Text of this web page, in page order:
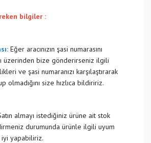
bilgiler :
Eğer aracınızın şasi numarasını
üzerinden bize gönderirseniz ilgili
ve şasi numaranızı karşılaştırarak
olmadığını size hızlıca bildiririz.
almayı istediğiniz ürüne ait stok
durumunda ürünle ilgili uyum
iyi yapabiliriz.